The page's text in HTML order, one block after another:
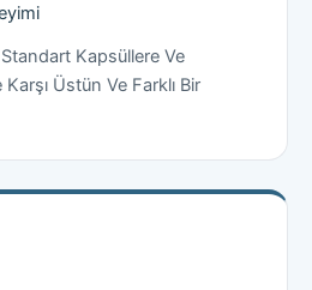
Standart Kapsüllere Ve
Üstün Ve Farklı Bir